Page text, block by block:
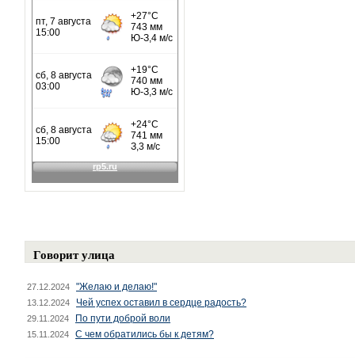
Говорит улица
27.12.2024 "Желаю и делаю!"
13.12.2024 Чей успех оставил в сердце радость?
29.11.2024 По пути доброй воли
15.11.2024 С чем обратились бы к детям?